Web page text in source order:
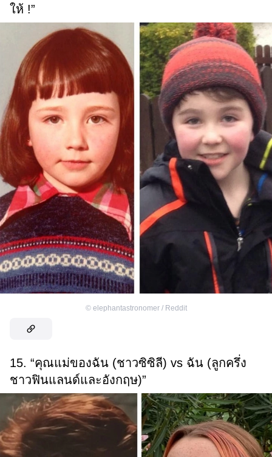
ให้ !”
© elephantastronomer / Reddit
15. “คุณแม่ของฉัน (ชาวซิซิลี) vs ฉัน (ลูกครึ่ง
ชาวฟินแลนด์และอังกฤษ)”